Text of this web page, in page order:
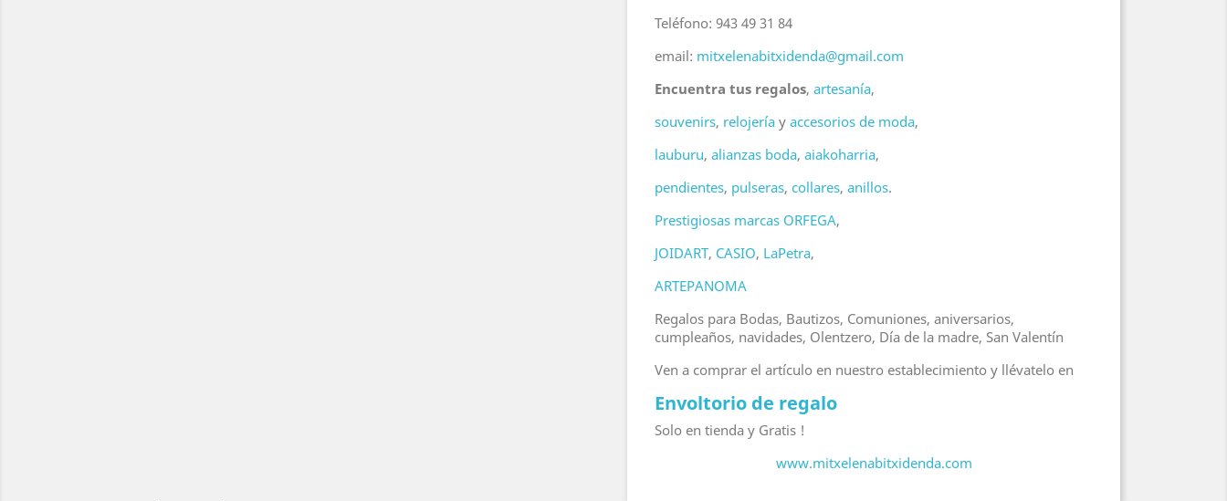
Teléfono: 943 49 31 84
email: mitxelenabitxidenda@gmail.com
Encuentra tus regalos, artesanía,
souvenirs, relojería y accesorios de moda,
lauburu, alianzas boda, aiakoharria,
pendientes, pulseras, collares, anillos.
Prestigiosas marcas ORFEGA,
JOIDART, CASIO, LaPetra,
ARTEPANOMA
Regalos para Bodas, Bautizos, Comuniones, aniversarios,
cumpleaños, navidades, Olentzero, Día de la madre, San Valentín
Ven a comprar el artículo en nuestro establecimiento y llévatelo en
Envoltorio de regalo
Solo en tienda y Gratis !
www.mitxelenabitxidenda.com